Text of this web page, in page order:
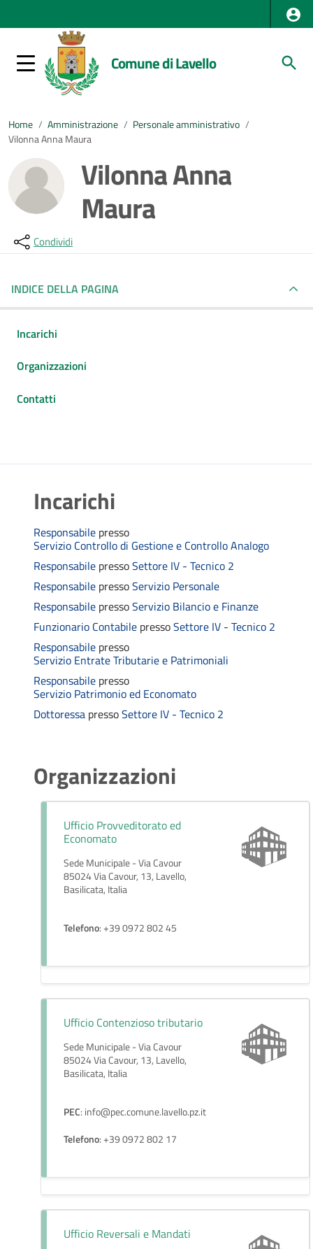
Comune di Lavello
Home / Amministrazione / Personale amministrativo /
Vilonna Anna Maura
Vilonna Anna
Maura
Condividi
INDICE DELLA PAGINA
Incarichi
Organizzazioni
Contatti
Incarichi
Responsabile presso
Servizio Controllo di Gestione e Controllo Analogo
Responsabile pressoSettore IV - Tecnico 2
Responsabile pressoServizio Personale
Responsabile pressoServizio Bilancio e Finanze
Funzionario Contabile pressoSettore IV - Tecnico 2
Responsabile presso
Servizio Entrate Tributarie e Patrimoniali
Responsabile presso
Servizio Patrimonio ed Economato
Dottoressa pressoSettore IV - Tecnico 2
Organizzazioni
Ufficio Provveditorato ed
Economato
Sede Municipale - Via Cavour
85024 Via Cavour, 13, Lavello,
Basilicata, Italia
Telefono: +39 0972 802 45
Ufficio Contenzioso tributario
Sede Municipale - Via Cavour
85024 Via Cavour, 13, Lavello,
Basilicata, Italia
PEC: info@pec.comune.lavello.pz.it
Telefono: +39 0972 802 17
Ufficio Reversali e Mandati